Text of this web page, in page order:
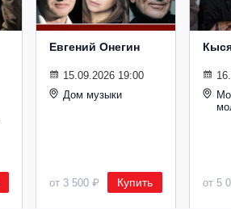
Евгений Онегин
15.09.2026 19:00
Дом музыки
от 3 500 ₽ Купить от 5